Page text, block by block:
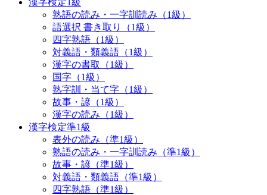
熟語の読み・一字訓読み（1級）
語選択 書き取り（1級）
四字熟語（1級）
対義語・類義語（1級）
漢字の書取（1級）
国字（1級）
熟字訓・当て字（1級）
故事・諺（1級）
漢字の読み（1級）
漢字検定準1級
表外の読み（準1級）
熟語の読み・一字訓読み（準1級）
故事・諺（準1級）
対義語・類義語（準1級）
四字熟語（準1級）